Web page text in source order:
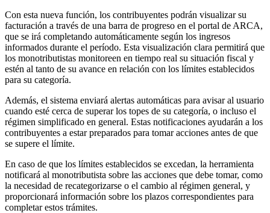
Con esta nueva función, los contribuyentes podrán visualizar su
facturación a través de una barra de progreso en el portal de ARCA,
que se irá completando automáticamente según los ingresos
informados durante el período. Esta visualización clara permitirá que
los monotributistas monitoreen en tiempo real su situación fiscal y
estén al tanto de su avance en relación con los límites establecidos
para su categoría.
Además, el sistema enviará alertas automáticas para avisar al usuario
cuando esté cerca de superar los topes de su categoría, o incluso el
régimen simplificado en general. Estas notificaciones ayudarán a los
contribuyentes a estar preparados para tomar acciones antes de que
se supere el límite.
En caso de que los límites establecidos se excedan, la herramienta
notificará al monotributista sobre las acciones que debe tomar, como
la necesidad de recategorizarse o el cambio al régimen general, y
proporcionará información sobre los plazos correspondientes para
completar estos trámites.